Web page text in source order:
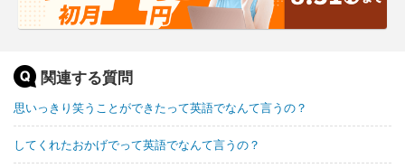
関連する質問
思いっきり笑うことができたって英語でなんて言うの？
してくれたおかげでって英語でなんて言うの？